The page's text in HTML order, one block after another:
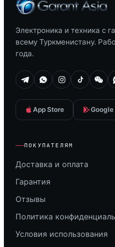
Электроника и техника с
всему Туркменистану.
года.
App Store Google
ПОКУПАТЕЛЯМ
Доставка и оплата
Гарантия
Отзывы
Политика
Условия использования